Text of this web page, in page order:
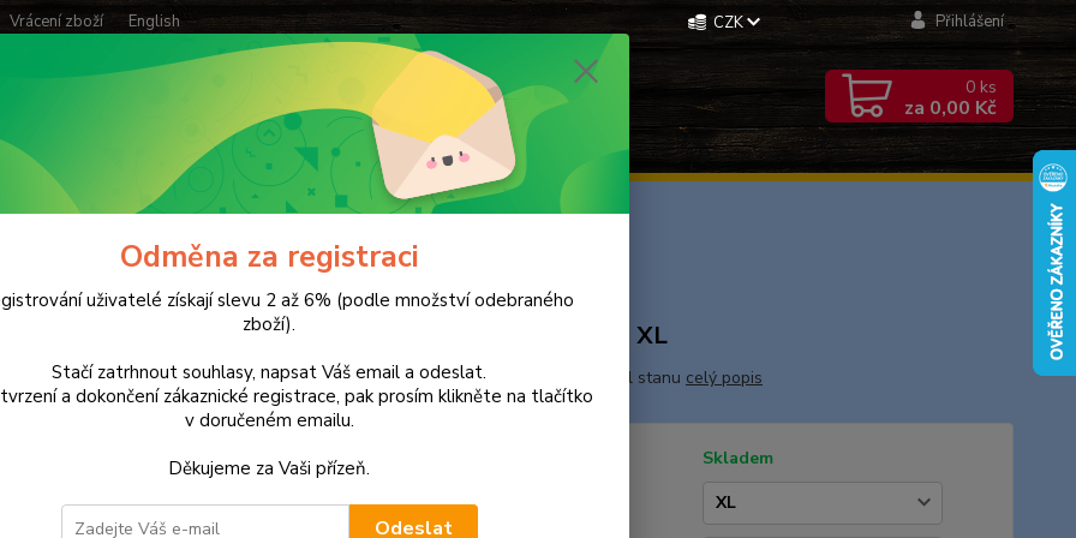
Vrácení zboží English CZK Přihlášení
Hledat
0 ks
za 0,00 Kč
Poloviční obal stanu OZ-XL
olivová - vel. XL
Jurek Poloviční obal stanu celý popis
Skladem
Odměna za registraci
uživatelé získají slevu 2 až 6% (podle množství odebraného
zboží).
Stačí zatrhnout souhlasy, napsat Váš email a odeslat.
a dokončení zákaznické registrace, pak prosím klikněte na tlačítko
v doručeném emailu.
Děkujeme za Vaši přízeň.
Odeslat